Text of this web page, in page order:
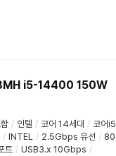
i5-14400 150W
/ 인텔 / 코어 14세대 / 코어i5
/ INTEL / 2.5Gbps 유선 / 80
트 / USB3.x 10Gbps /